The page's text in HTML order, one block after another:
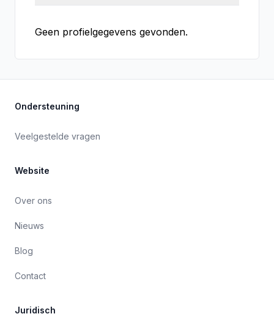
Geen profielgegevens gevonden.
Ondersteuning
Veelgestelde vragen
Website
Over ons
Nieuws
Blog
Contact
Juridisch